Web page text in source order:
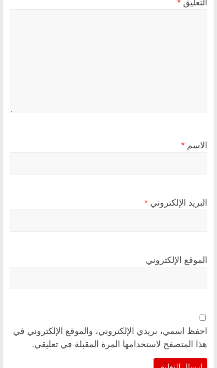
التعليق *
الاسم *
البريد الإلكتروني *
الموقع الإلكتروني
احفظ اسمي، بريدي الإلكتروني، والموقع الإلكتروني في
هذا المتصفح لاستخدامها المرة المقبلة في تعليقي.